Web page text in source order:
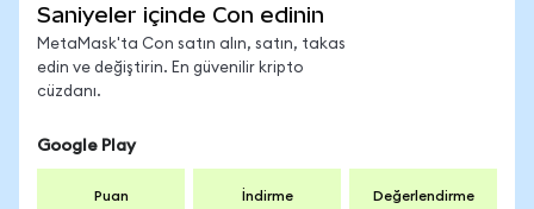
Saniyeler içinde Con edinin
MetaMask'ta Con satın alın, satın, takas
edin ve değiştirin. En güvenilir kripto
cüzdanı.
Google Play
Puan İndirme Değerlendirme